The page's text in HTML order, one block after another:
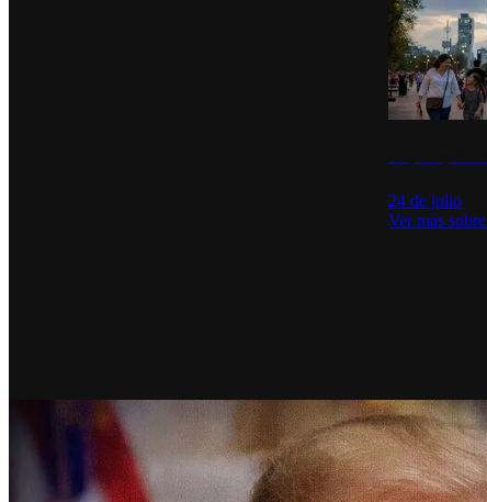
24 de julio
Ver más sobre